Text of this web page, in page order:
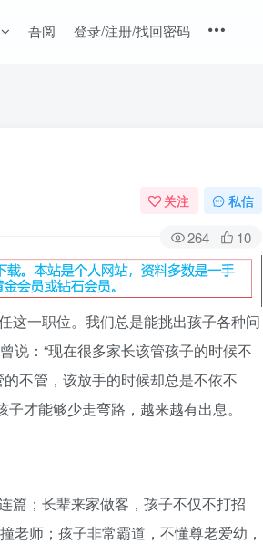
吾阅 登录/注册/找回密码
关注 私信
264 10
这一职位。我们总是能挑出孩子各种问
说：“现在很多家长该管孩子的时候不
不管，该放手的时候却总是不依不
才能够少走弯路，越来越有出息。
篇；长辈来家做客，孩子不仅不打招
老师；孩子非常霸道，不懂尊老爱幼，